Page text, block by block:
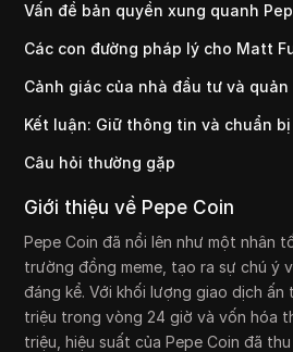
Vấn đề bản quyền xung quanh
Các con đường pháp lý cho Matt
Cảnh giác của nhà đầu tư và quản
Kết luận: Giữ thông tin và chuẩn bị
Câu hỏi thường gặp
Giới thiệu về Pepe Coin
Pepe Coin đã nổi lên như một nhân
trường đồng meme, tạo ra sự chú ý
đáng kể. Với khối lượng giao dịch
triệu trong vòng 24 giờ và vốn hóa
triệu, hiệu suất của Pepe Coin đã